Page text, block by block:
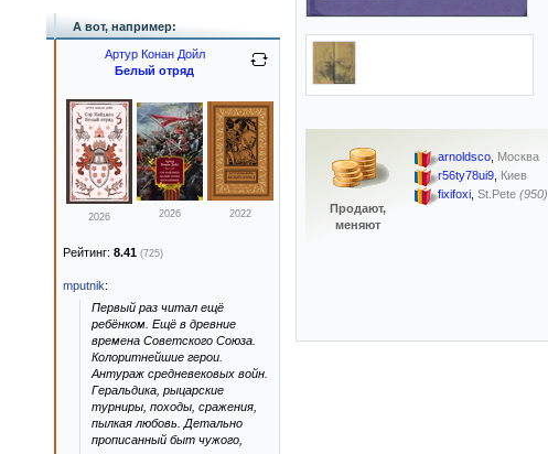
Продают,
меняют
arnoldsco, Москва
r56ty78ui9, Киев
fixifoxi, St.Pete (950)
А вот, например:
Артур Конан Дойл
Белый отряд
2026 2026 2022
Рейтинг: 8.41 (725)
mputnik:
Первый раз читал ещё
ребёнком. Ещё в древние
времена Советского Союза.
Колоритнейшие герои.
Антураж средневековых войн.
Геральдика, рыцарские
турниры, походы, сражения,
пылкая любовь. Детально
прописанный быт чужого,